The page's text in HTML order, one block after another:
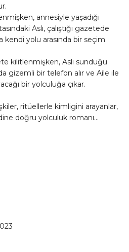
annesiyle yaşadığı
Aslı, çalıştığı gazetede
kendi yolu arasında bir seçim
kilitlenmişken, Aslı sunduğu
gizemli bir telefon alır ve Aile ile
bir yolculuğa çıkar.
ritüellerle kimligini arayanlar,
doğru yolculuk romanı…